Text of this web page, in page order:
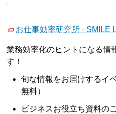
お仕事効率研究所 - SMILE
業務効率化のヒントになる情
す！
旬な情報をお届けするイ
無料）
ビジネスお役立ち資料の